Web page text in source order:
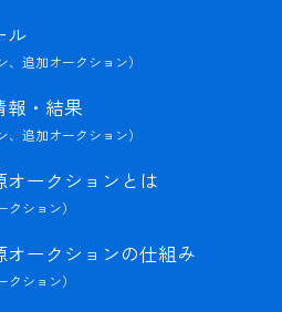
ル
、追加オークション）
報・結果
、追加オークション）
ークションとは
クション）
ークションの仕組み
クション）